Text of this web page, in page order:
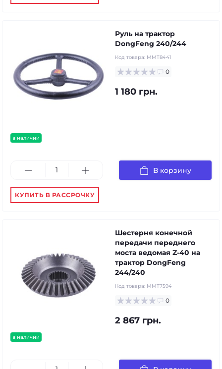
в наличии
Руль на трактор
DongFeng 240/244
Код товара: MMT8441
0
1 180 грн.
В корзину
КУПИТЬ В РАССРОЧКУ
в наличии
Шестерня конечной
передачи переднего
моста ведомая Z-40 на
трактор DongFeng
244/240
Код товара: MMT7594
0
2 867 грн.